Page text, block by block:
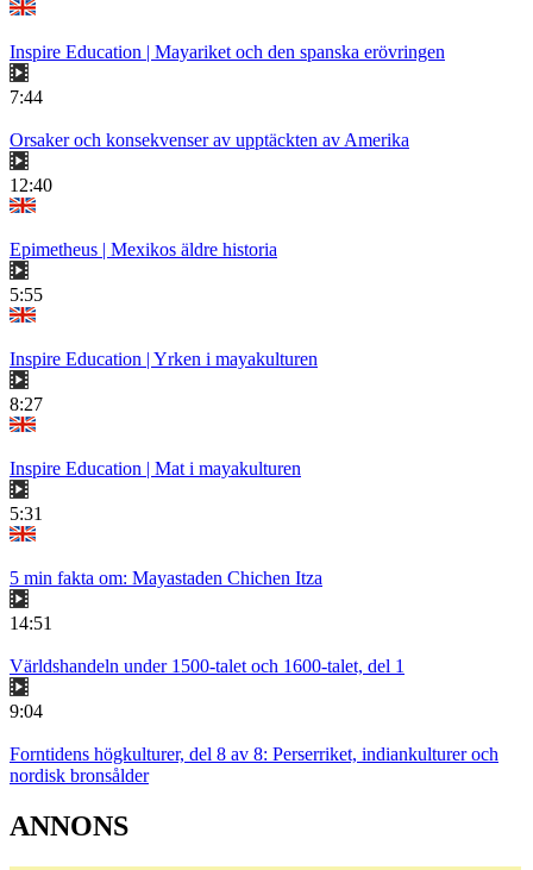
Inspire Education | Mayariket och den spanska erövringen
7:44
Orsaker och konsekvenser av upptäckten av Amerika
12:40
Epimetheus | Mexikos äldre historia
5:55
Inspire Education | Yrken i mayakulturen
8:27
Inspire Education | Mat i mayakulturen
5:31
5 min fakta om: Mayastaden Chichen Itza
14:51
Världshandeln under 1500-talet och 1600-talet, del 1
9:04
Forntidens högkulturer, del 8 av 8: Perserriket, indiankulturer och
nordisk bronsålder
ANNONS